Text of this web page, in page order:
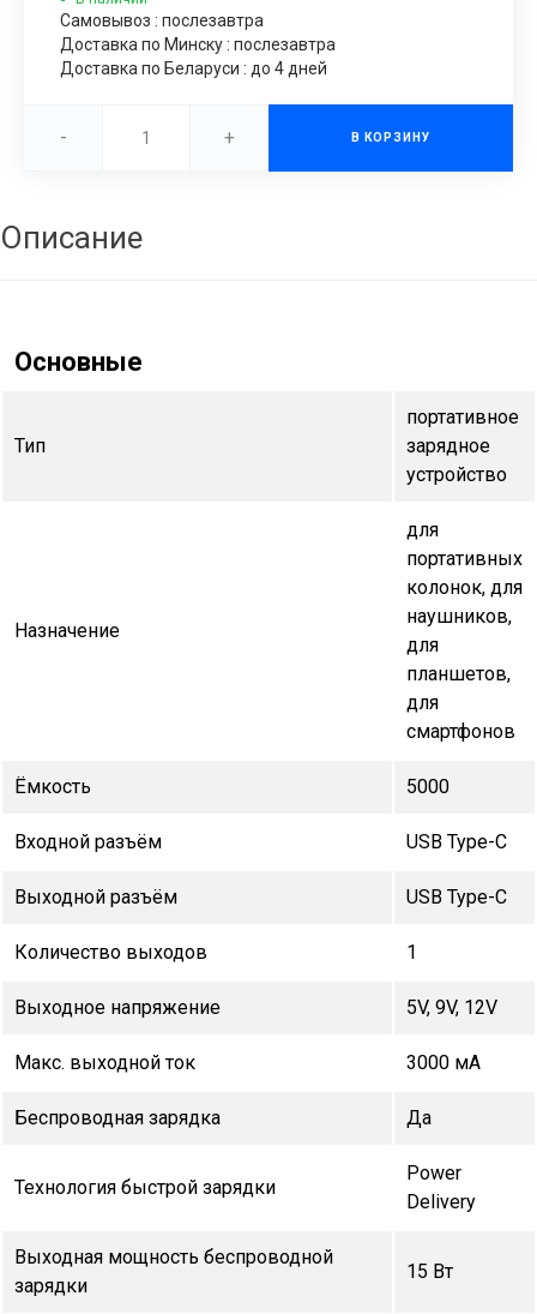
Самовывоз : послезавтра
Доставка по Минску : послезавтра
Доставка по Беларуси : до 4 дней
- + В КОРЗИНУ
Описание
Основные
Тип
портативное
зарядное
устройство
Назначение
для
портативных
колонок, для
наушников,
для
планшетов,
для
смартфонов
Ёмкость 5000
Входной разъём USB Type-C
Выходной разъём USB Type-C
Количество выходов 1
Выходное напряжение 5V, 9V, 12V
Макс. выходной ток 3000 мА
Беспроводная зарядка Да
Технология быстрой зарядки
Power
Delivery
Выходная мощность беспроводной
зарядки
15 Вт